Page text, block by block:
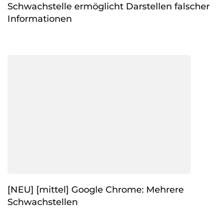
Schwachstelle ermöglicht Darstellen falscher
Informationen
[NEU] [mittel] Google Chrome: Mehrere
Schwachstellen